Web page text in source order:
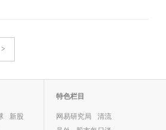
>
新股
特色栏目
网易研究局
清流